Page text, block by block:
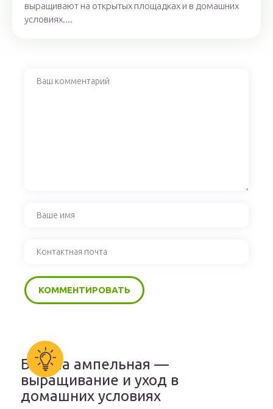
выращивают на открытых площадках и в домашних
условиях....
Бакопа ампельная —
выращивание и уход в
домашних условиях